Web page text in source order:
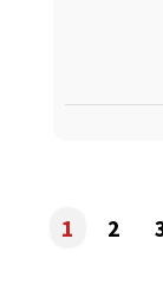
1 2